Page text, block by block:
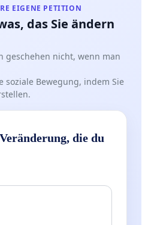
EIGENE PETITION
das Sie ändern
geschehen nicht, wenn man
soziale Bewegung, indem Sie
die du